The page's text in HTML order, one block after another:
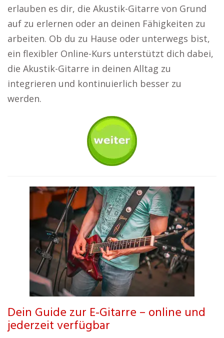
erlauben es dir, die Akustik-Gitarre von Grund
auf zu erlernen oder an deinen Fähigkeiten zu
arbeiten. Ob du zu Hause oder unterwegs bist,
ein flexibler Online-Kurs unterstützt dich dabei,
die Akustik-Gitarre in deinen Alltag zu
integrieren und kontinuierlich besser zu
werden.
Dein Guide zur E-Gitarre – online und
jederzeit verfügbar